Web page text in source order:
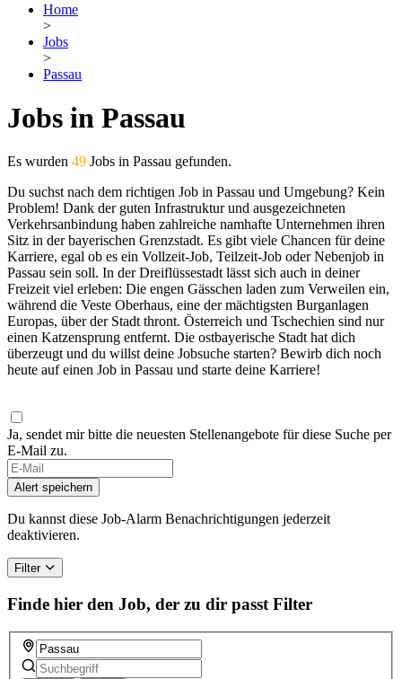
Home
>
Jobs
>
Passau
Jobs in Passau
Es wurden 49 Jobs in Passau gefunden.
Du suchst nach dem richtigen Job in Passau und Umgebung? Kein
Problem! Dank der guten Infrastruktur und ausgezeichneten
Verkehrsanbindung haben zahlreiche namhafte Unternehmen ihren
Sitz in der bayerischen Grenzstadt. Es gibt viele Chancen für deine
Karriere, egal ob es ein Vollzeit-Job, Teilzeit-Job oder Nebenjob in
Passau sein soll. In der Dreiflüssestadt lässt sich auch in deiner
Freizeit viel erleben: Die engen Gässchen laden zum Verweilen ein,
während die Veste Oberhaus, eine der mächtigsten Burganlagen
Europas, über der Stadt thront. Österreich und Tschechien sind nur
einen Katzensprung entfernt. Die ostbayerische Stadt hat dich
überzeugt und du willst deine Jobsuche starten? Bewirb dich noch
heute auf einen Job in Passau und starte deine Karriere!
Ja, sendet mir bitte die neuesten Stellenangebote für diese Suche per
E-Mail zu.
Alert speichern
Du kannst diese Job-Alarm Benachrichtigungen jederzeit
deaktivieren.
Filter
Finde hier den Job, der zu dir passt Filter